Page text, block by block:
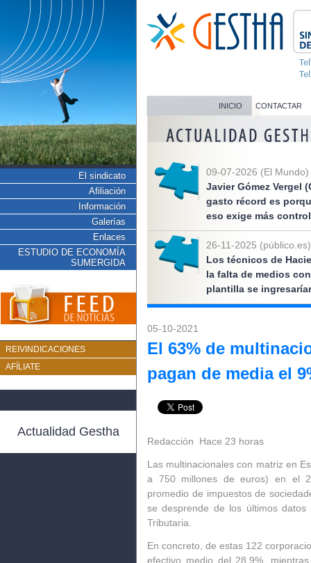
El sindicato
Afiliación
Información
Galerías
Enlaces
ESTUDIO DE ECONOMÍA
SUMERGIDA
REIVINDICACIONES
AFÍLIATE
Actualidad Gestha
INICIO CONTACTAR
09-07-2026 (El Mundo)
Javier Gómez Vergel
gasto récord es
eso exige más
26-11-2025 (público.es)
Los técnicos de
la falta de medios
plantilla se
05-10-2021
El 63% de
pagan de media el
Redacción Hace 23 horas
Las multinacionales con matriz en
a 750 millones de euros) en el
promedio de impuestos de
se desprende de los últimos
Tributaria.
En concreto, de estas 122
efectivo medio del 28,9%,